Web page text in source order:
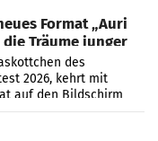
Format „Auri
Träume junger
des
2026, kehrt mit
auf den Bildschirm
„Auri und Du“